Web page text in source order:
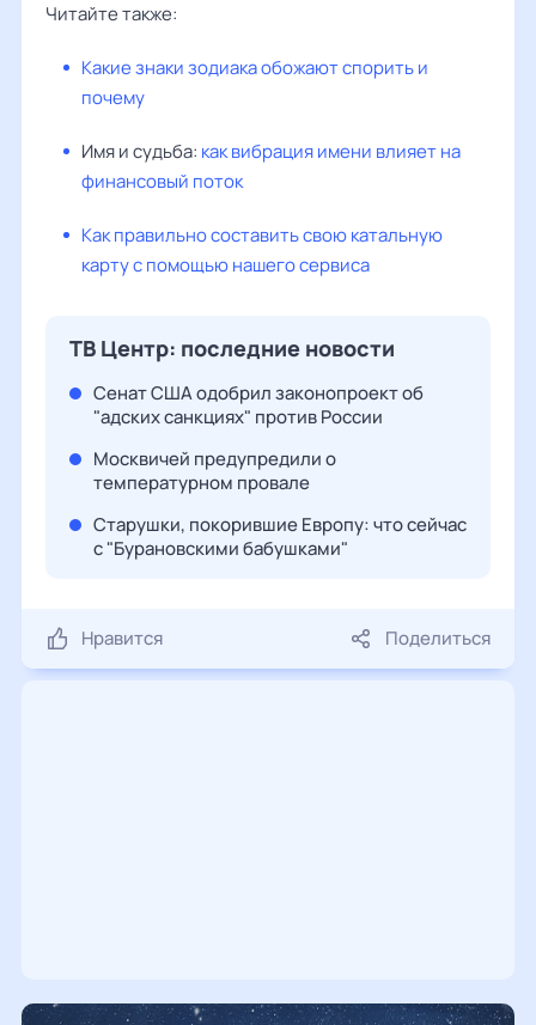
Читайте также:
Какие знаки зодиака обожают спорить и
почему
Имя и судьба: как вибрация имени влияет на
финансовый поток
Как правильно составить свою катальную
карту с помощью нашего сервиса
ТВ Центр: последние новости
Сенат США одобрил законопроект об
"адских санкциях" против России
Москвичей предупредили о
температурном провале
Старушки, покорившие Европу: что сейчас
с "Бурановскими бабушками"
Нравится Поделиться